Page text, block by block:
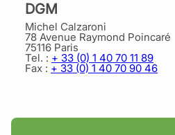
DGM
Michel Calzaroni
78 Avenue Raymond Poincaré
75116 Paris
Tel. : + 33 (0) 1 40 70 11 89
Fax : + 33 (0) 1 40 70 90 46